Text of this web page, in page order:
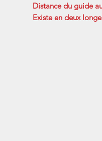
Distance du guide
Existe en deux